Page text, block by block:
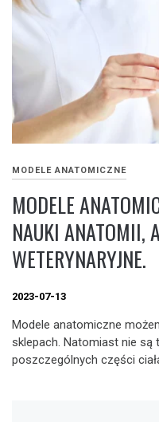
MODELE ANATOMICZNE
MODELE
NAUKI ANATOMII,
WETERYNARYJNE.
2023-07-13
Modele anatomiczne
sklepach. Natomiast nie
poszczególnych części